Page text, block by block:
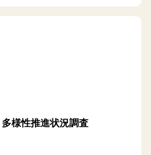
様性推進状況調査